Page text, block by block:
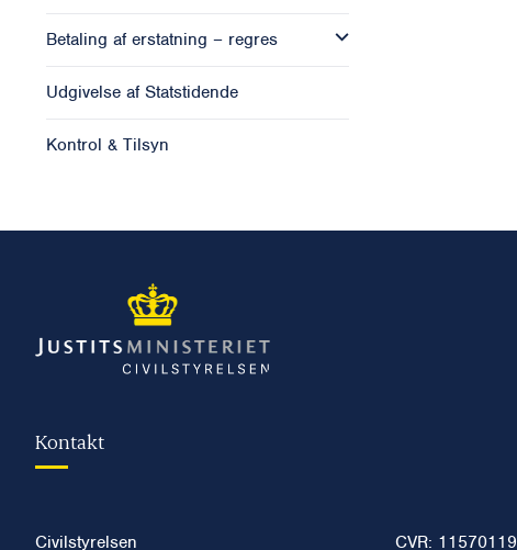
Betaling af erstatning – regres
Udgivelse af Statstidende
Kontrol & Tilsyn
Kontakt
Civilstyrelsen CVR: 11570119